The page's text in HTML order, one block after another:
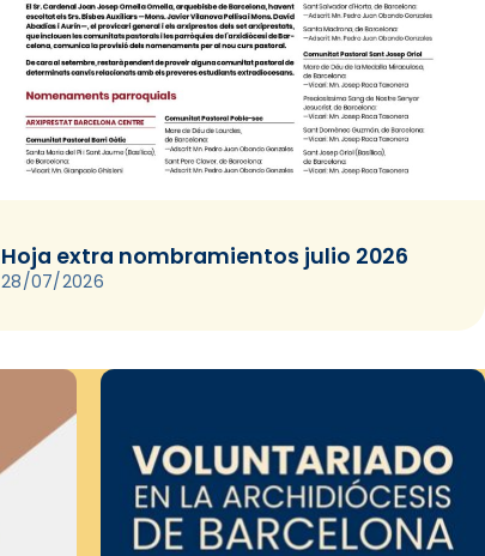
Hoja extra nombramientos julio 2026
28/07/2026